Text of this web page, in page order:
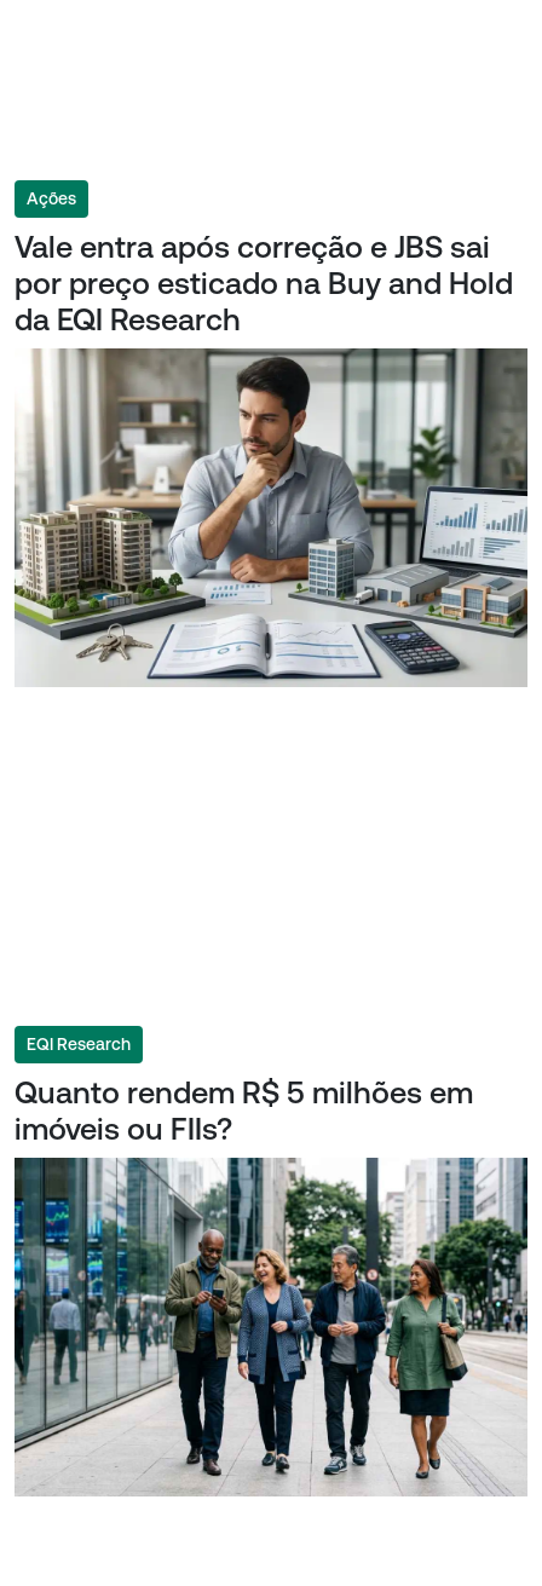
Ações
Vale entra após correção e JBS sai
por preço esticado na Buy and Hold
da EQI Research
EQI Research
Quanto rendem R$ 5 milhões em
imóveis ou FIIs?